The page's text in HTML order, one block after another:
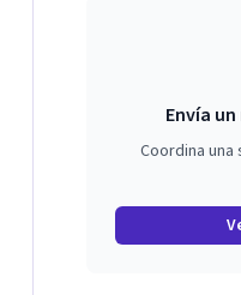
Envía
Coordina